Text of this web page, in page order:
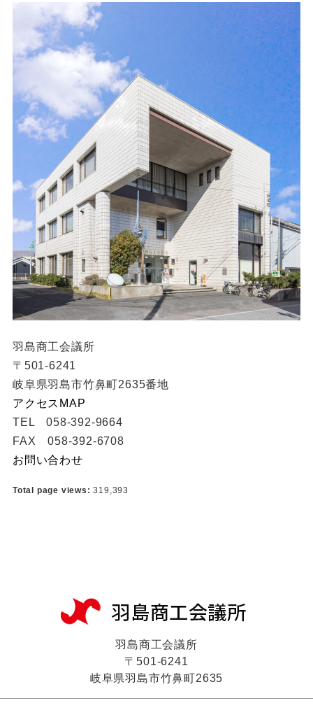
羽島商工会議所
〒501-6241
岐阜県羽島市竹鼻町2635番地
アクセスMAP
TEL 058-392-9664
FAX 058-392-6708
お問い合わせ
Total page views:319,393
羽島商工会議所
〒501-6241
岐阜県羽島市竹鼻町2635